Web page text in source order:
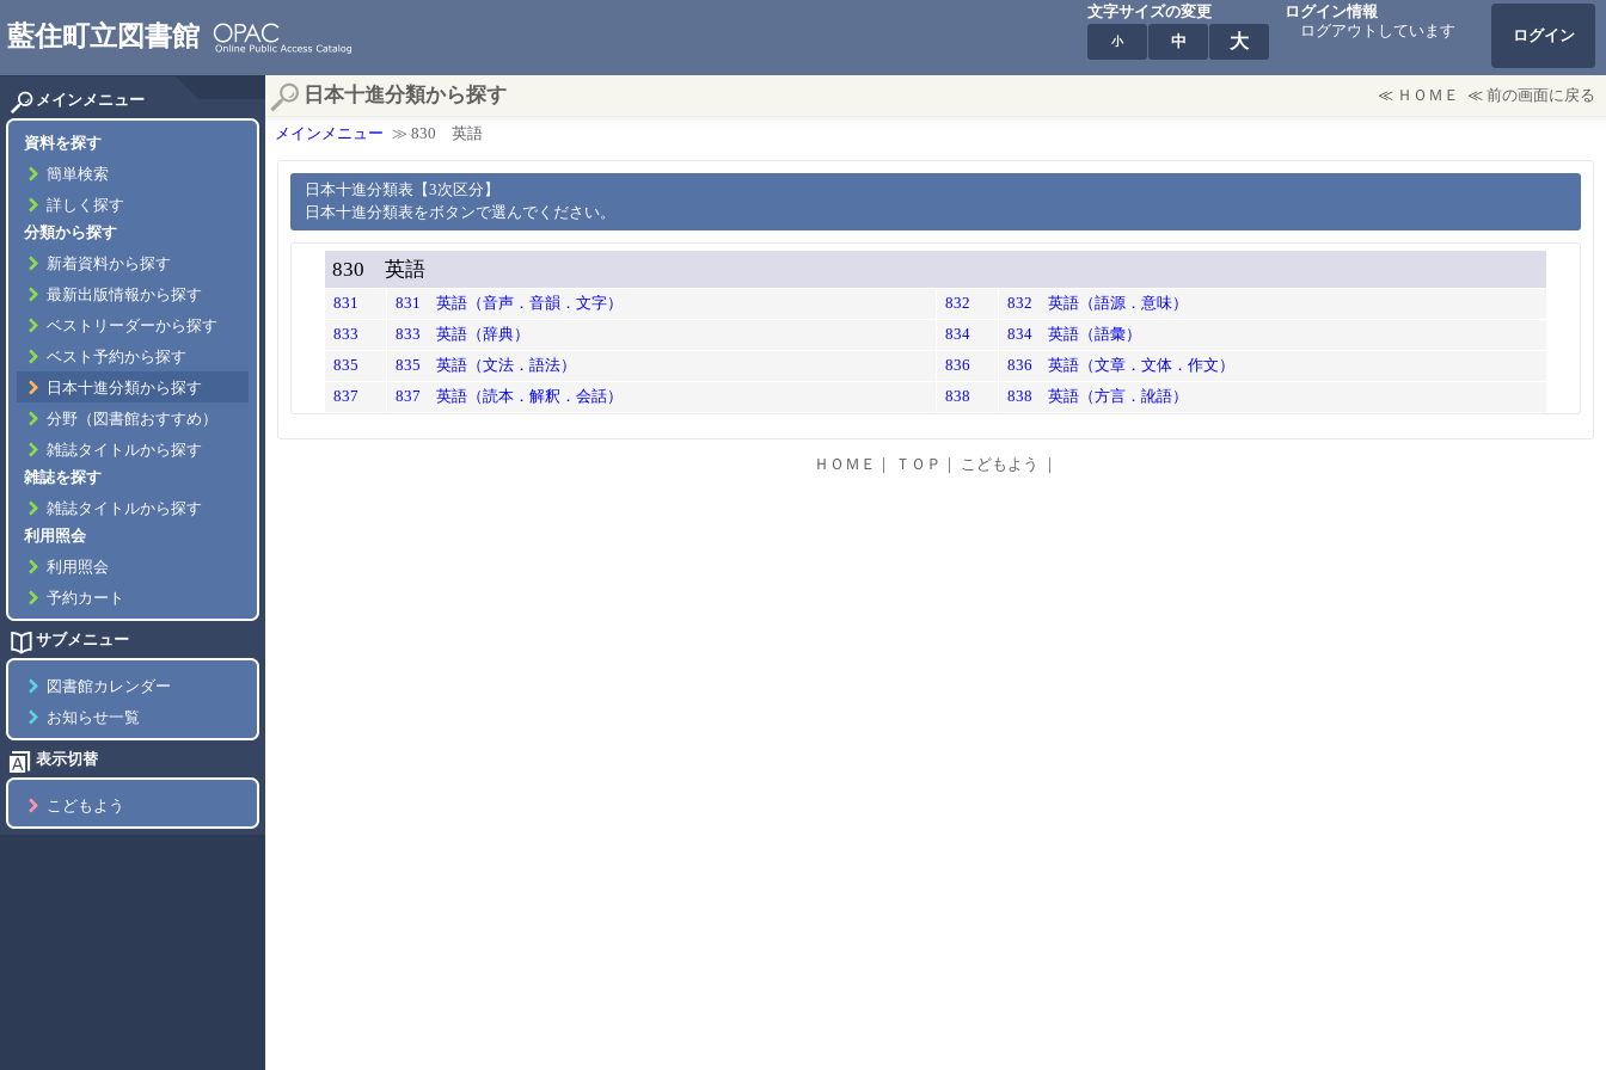
藍住町立図書館
文字サイズの変更
小 中 大
ログイン情報
ログアウトしています
ログイン
メインメニュー
資料を探す
簡単検索
詳しく探す
分類から探す
新着資料から探す
最新出版情報から探す
ベストリーダーから探す
ベスト予約から探す
日本十進分類から探す
分野（図書館おすすめ）
雑誌タイトルから探す
雑誌を探す
雑誌タイトルから探す
利用照会
利用照会
予約カート
サブメニュー
図書館カレンダー
お知らせ一覧
表示切替
こどもよう
日本十進分類から探す ≪ ＨＯＭＥ ≪ 前の画面に戻る
メインメニュー ≫ 830 英語
日本十進分類表【3次区分】
日本十進分類表をボタンで選んでください。
830 英語
831 831 英語（音声．音韻．文字） 832
832 英語（語源．意味）
833
833 英語（辞典） 834
834 英語（語彙）
835
835 英語（文法．語法） 836
836 英語（文章．文体．作文）
837
837 英語（読本．解釈．会話） 838 838 英語（方言．訛語）
ＨＯＭＥ ＴＯＰ こどもよう